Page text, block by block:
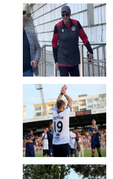
откриете
обиден
коментар,
сигнализирайте